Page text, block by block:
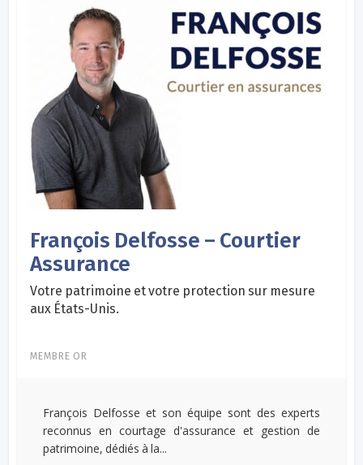
François Delfosse – Courtier
Assurance
Votre patrimoine et votre protection sur mesure
aux États-Unis.
MEMBRE OR
François Delfosse et son équipe sont des experts
reconnus en courtage d'assurance et gestion de
patrimoine, dédiés à la...